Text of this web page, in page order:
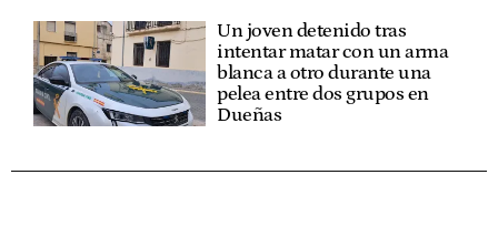
Un joven detenido tras
intentar matar con un arma
blanca a otro durante una
pelea entre dos grupos en
Dueñas